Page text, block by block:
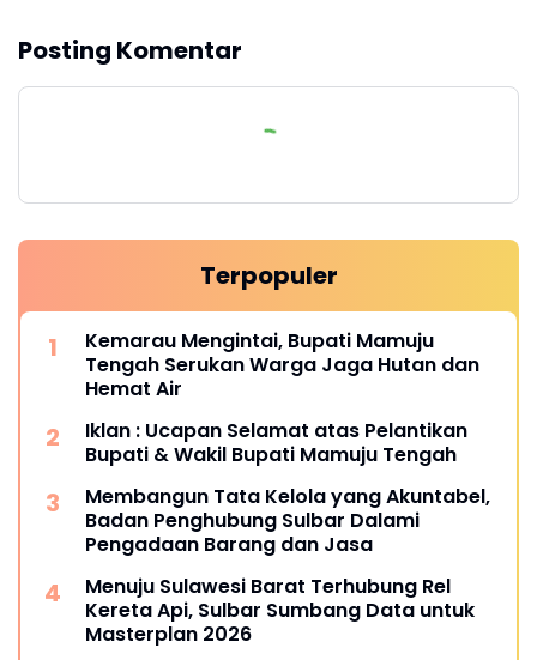
Posting Komentar
Terpopuler
Kemarau Mengintai, Bupati Mamuju
Tengah Serukan Warga Jaga Hutan dan
Hemat Air
Iklan : Ucapan Selamat atas Pelantikan
Bupati & Wakil Bupati Mamuju Tengah
Membangun Tata Kelola yang Akuntabel,
Badan Penghubung Sulbar Dalami
Pengadaan Barang dan Jasa
Menuju Sulawesi Barat Terhubung Rel
Kereta Api, Sulbar Sumbang Data untuk
Masterplan 2026